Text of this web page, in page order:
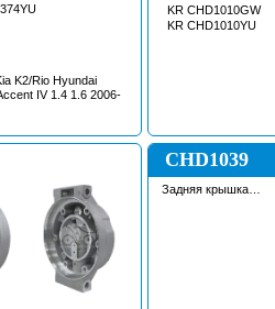
K2/Rio Hyundai
IV 1.4 1.6 2006-
KR CHD1010GW
KR CHD1010YU
CHD1039
Задняя крышка